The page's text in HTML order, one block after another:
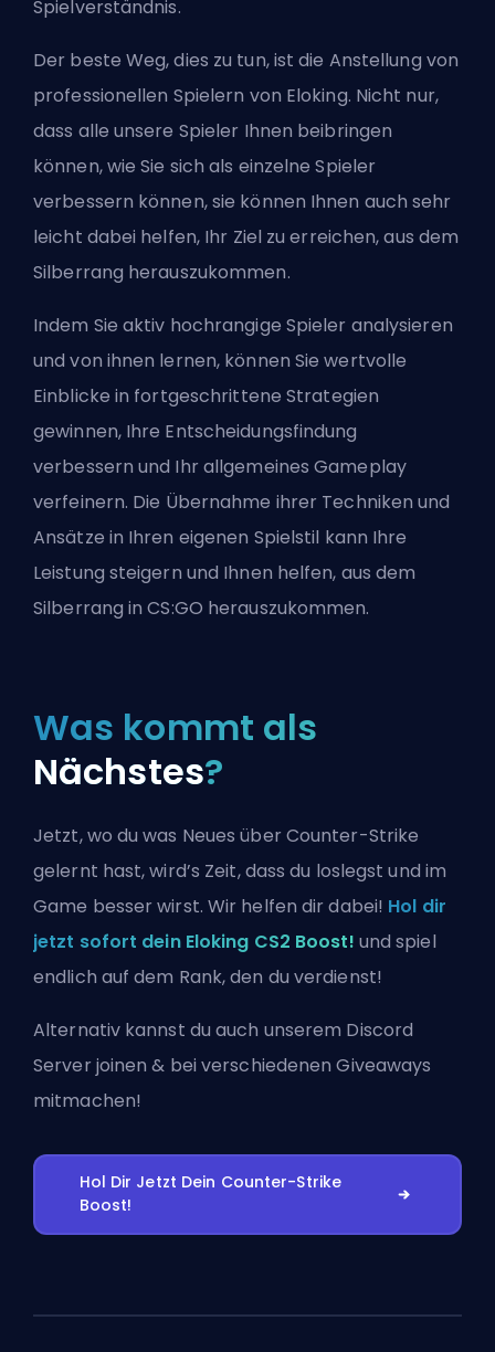
Spielverständnis.
Der beste Weg, dies zu tun, ist die Anstellung von
professionellen Spielern von Eloking. Nicht nur,
dass alle unsere Spieler Ihnen beibringen
können, wie Sie sich als einzelne Spieler
verbessern können, sie können Ihnen auch sehr
leicht dabei helfen, Ihr Ziel zu erreichen, aus dem
Silberrang herauszukommen.
Indem Sie aktiv hochrangige Spieler analysieren
und von ihnen lernen, können Sie wertvolle
Einblicke in fortgeschrittene Strategien
gewinnen, Ihre Entscheidungsfindung
verbessern und Ihr allgemeines Gameplay
verfeinern. Die Übernahme ihrer Techniken und
Ansätze in Ihren eigenen Spielstil kann Ihre
Leistung steigern und Ihnen helfen, aus dem
Silberrang in CS:GO herauszukommen.
Was kommt als
Nächstes?
Jetzt, wo du was Neues über Counter-Strike
gelernt hast, wird’s Zeit, dass du loslegst und im
Game besser wirst. Wir helfen dir dabei! Hol dir
jetzt sofort dein Eloking CS2 Boost! und spiel
endlich auf dem Rank, den du verdienst!
Alternativ kannst du auch unserem Discord
Server joinen & bei verschiedenen Giveaways
mitmachen!
Hol Dir Jetzt Dein Counter-Strike
Boost!